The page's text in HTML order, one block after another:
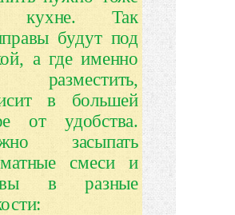
кухне. Так
будут под
а где именно
разместить,
в большей
от удобства.
засыпать
смеси и
в разные